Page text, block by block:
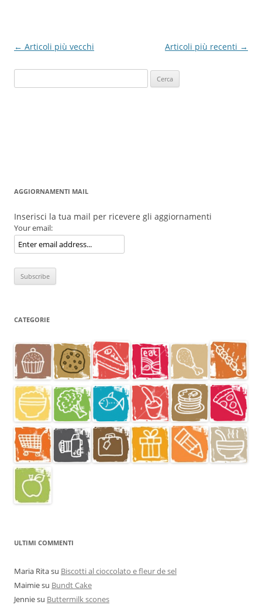
Navigazione
← Articoli più vecchi Articoli più recenti →
per:
AGGIORNAMENTI MAIL
Inserisci la tua mail per ricevere gli aggiornamenti
Your email:
CATEGORIE
ULTIMI COMMENTI
Maria Ritasu Biscotti al cioccolato e fleur de sel
Maimiesu Bundt Cake
Jenniesu Buttermilk scones